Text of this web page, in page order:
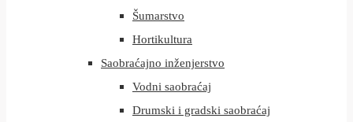
Šumarstvo
Hortikultura
Saobraćajno inženjerstvo
Vodni saobraćaj
Drumski i gradski saobraćaj